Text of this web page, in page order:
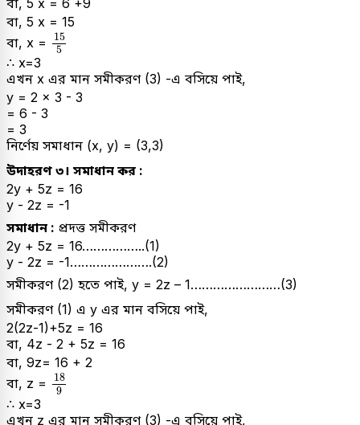
বা, 5 x = 15
বা, x =
15
5
155
∴ x=3
এখন x এর মান সমীকরণ (3) -এ বসিয়ে পাই,
y = 2 x 3 - 3
= 6 - 3
= 3
নির্ণেয় সমাধান (x, y) = (3,3)
উদাহরণ ৩। সমাধান কর :
2y + 5z = 16
y - 2z = -1
সমাধান : প্রদত্ত সমীকরণ
2y + 5z = 16……………..(1)
y - 2z = -1………………….(2)
সমীকরণ (2) হতে পাই, y = 2z – 1……………………(3)
সমীকরণ (1) এ y এর মান বসিয়ে পাই,
2(2z-1)+5z = 16
বা, 4z - 2 + 5z = 16
বা, 9z= 16 + 2
বা, z =
18
9
189
∴ x=3
এখন z এর মান সমীকরণ (3) -এ বসিয়ে পাই,